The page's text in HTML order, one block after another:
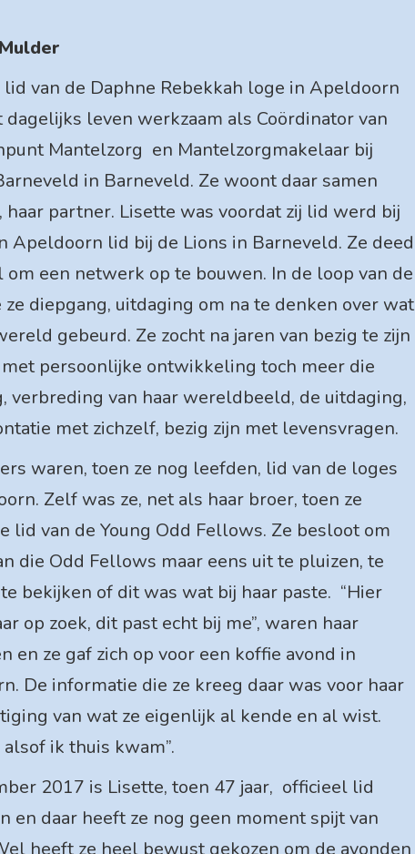
lid van de Daphne Rebekkah loge in Apeldoorn
leven werkzaam als Coördinator van
Mantelzorg en Mantelzorgmakelaar bij
in Barneveld. Ze woont daar samen
haar partner. Lisette was voordat zij lid werd bij
Apeldoorn lid bij de Lions in Barneveld. Ze deed
om een netwerk op te bouwen. In de loop van de
diepgang, uitdaging om na te denken over wat
gebeurd. Ze zocht na jaren van bezig te zijn
persoonlijke ontwikkeling toch meer die
verbreding van haar wereldbeeld, de uitdaging,
met zichzelf, bezig zijn met levensvragen.
waren, toen ze nog leefden, lid van de loges
Zelf was ze, net als haar broer, toen ze
lid van de Young Odd Fellows. Ze besloot om
die Odd Fellows maar eens uit te pluizen, te
bekijken of dit was wat bij haar paste. “Hier
op zoek, dit past echt bij me”, waren haar
en ze gaf zich op voor een koffie avond in
De informatie die ze kreeg daar was voor haar
van wat ze eigenlijk al kende en al wist.
alsof ik thuis kwam”.
2017 is Lisette, toen 47 jaar, officieel lid
en daar heeft ze nog geen moment spijt van
heeft ze heel bewust gekozen om de avonden